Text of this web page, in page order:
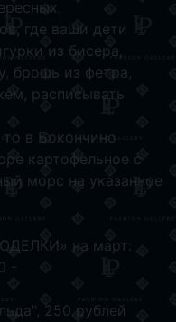
где ваши дети
из бисера,
брошь из фетра,
расписывать
то в Бокончино
картофельное с
морс на указанное
на март:
-
250 рублей